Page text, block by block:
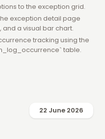
to the exception grid.
exception detail page
and a visual bar chart.
tracking using the
table.
22 June 2026